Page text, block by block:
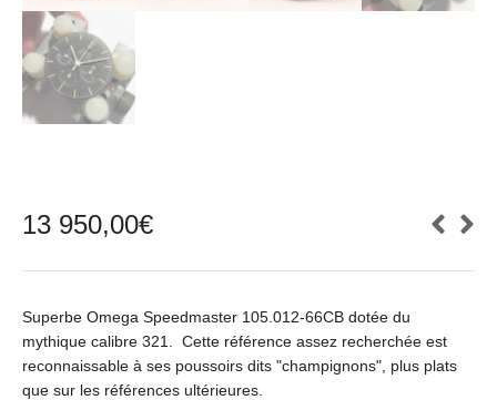
13 950,00€
Superbe Omega Speedmaster 105.012-66CB dotée du
mythique calibre 321. Cette référence assez recherchée est
reconnaissable à ses poussoirs dits "champignons", plus plats
que sur les références ultérieures.